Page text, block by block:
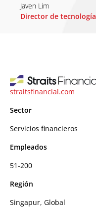
Javen Lim
Director de
straitsfinancial.com
Sector
Servicios financieros
Empleados
51-200
Región
Singapur, Global